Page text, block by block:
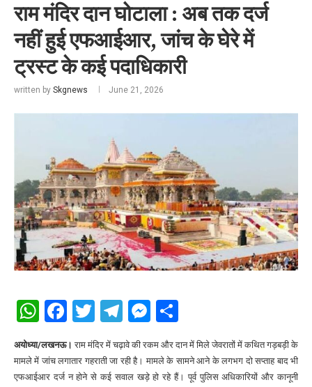
राम मंदिर दान घोटाला : अब तक दर्ज
नहीं हुई एफआईआर, जांच के घेरे में
ट्रस्ट के कई पदाधिकारी
written by Skgnews June 21, 2026
WhatsApp
Facebook
Twitter
Telegram
Messenger
अयोध्या/लखनऊ। राम मंदिर में चढ़ावे की रकम और दान में मिले जेवरातों में कथित गड़बड़ी के
मामले में जांच लगातार गहराती जा रही है। मामले के सामने आने के लगभग दो सप्ताह बाद भी
एफआईआर दर्ज न होने से कई सवाल खड़े हो रहे हैं। पूर्व पुलिस अधिकारियों और कानूनी